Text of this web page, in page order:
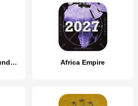
The Ants: Underground Kingdom Africa Empire